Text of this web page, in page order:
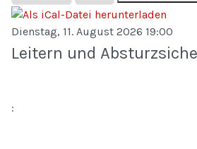
Dienstag, 11. August 2026 19:00
Leitern und
: